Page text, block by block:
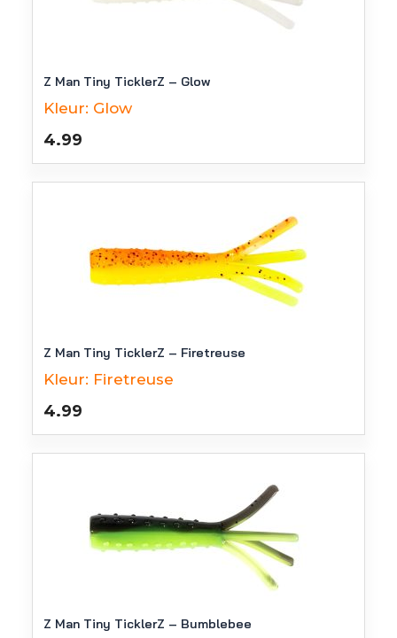
Z Man Tiny TicklerZ – Glow
Kleur: Glow
4.99
Z Man Tiny TicklerZ – Firetreuse
Kleur: Firetreuse
4.99
Z Man Tiny TicklerZ – Bumblebee